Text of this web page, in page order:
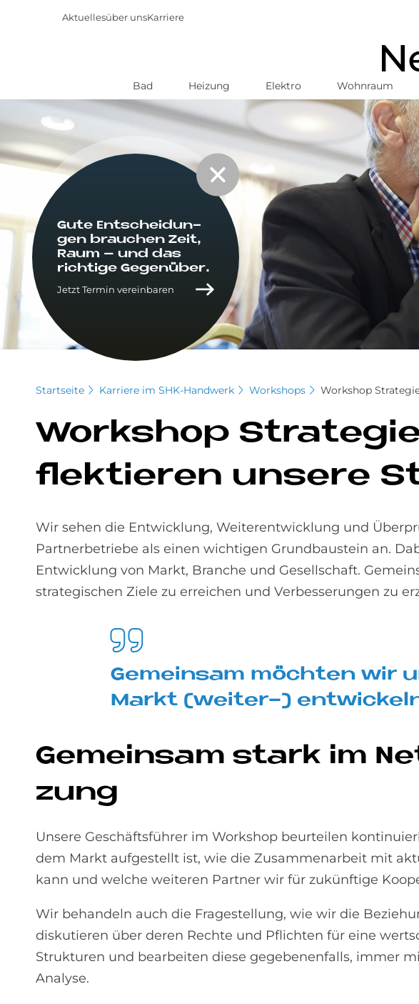
Inhalt
Aktuellesüber unsKarriere
Bad Heizung Elektro Wohnraum
Startseite Karriere im SHK-Handwerk Workshops Workshop
Work­s­hop
flek­tie­ren un­se­re
Wir sehen die Entwicklung, Weiterentwicklung und
Partnerbetriebe als einen wichtigen Grundbaustein an.
Entwicklung von Markt, Branche und Gesellschaft.
strategischen Ziele zu erreichen und Verbesserungen zu
Ge­mein­sam möch­ten wir
Mar­kt (wei­ter-)
Ge­mein­sam stark im
zung
Unsere Geschäftsführer im Workshop beurteilen
dem Markt aufgestellt ist, wie die Zusammenarbeit mit
kann und welche weiteren Partner wir für zukünftige
Wir behandeln auch die Fragestellung, wie wir die
diskutieren über deren Rechte und Pflichten für eine
Strukturen und bearbeiten diese gegebenenfalls, immer
Analyse.
Gute Ent­schei­dun­
gen brau­chen Zeit,
Raum – und das
rich­ti­ge Ge­gen­über.
Jetzt Termin vereinbaren